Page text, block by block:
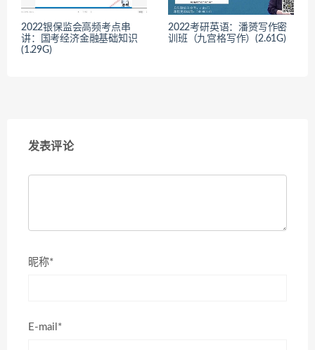
2022银保监会高频考点串
讲：国考经济金融基础知识
(1.29G)
2022考研英语：潘赟写作密
训班（九宫格写作）(2.61G)
发表评论
昵称*
E-mail*